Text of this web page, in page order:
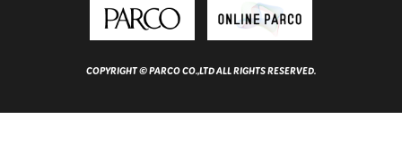
COPYRIGHT © PARCO CO.,LTD ALL RIGHTS RESERVED.